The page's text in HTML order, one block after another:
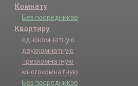
Комнату
Без посредников
Квартиру
однокомнатную
двухкомнатную
трехкомнатную
многокомнатную
Без посредников